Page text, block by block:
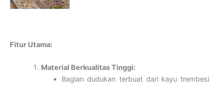
Fitur Utama:
Material Berkualitas Tinggi:
Bagian dudukan terbuat dari kayu trembesi